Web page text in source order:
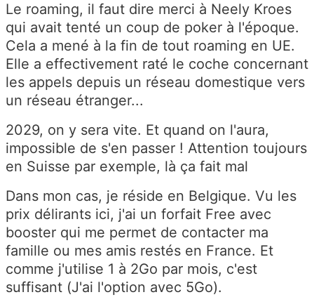
Le roaming, il faut dire merci à Neely Kroes
qui avait tenté un coup de poker à l'époque.
Cela a mené à la fin de tout roaming en UE.
Elle a effectivement raté le coche concernant
les appels depuis un réseau domestique vers
un réseau étranger...
2029, on y sera vite. Et quand on l'aura,
impossible de s'en passer ! Attention toujours
en Suisse par exemple, là ça fait mal
Dans mon cas, je réside en Belgique. Vu les
prix délirants ici, j'ai un forfait Free avec
booster qui me permet de contacter ma
famille ou mes amis restés en France. Et
comme j'utilise 1 à 2Go par mois, c'est
suffisant (J'ai l'option avec 5Go).